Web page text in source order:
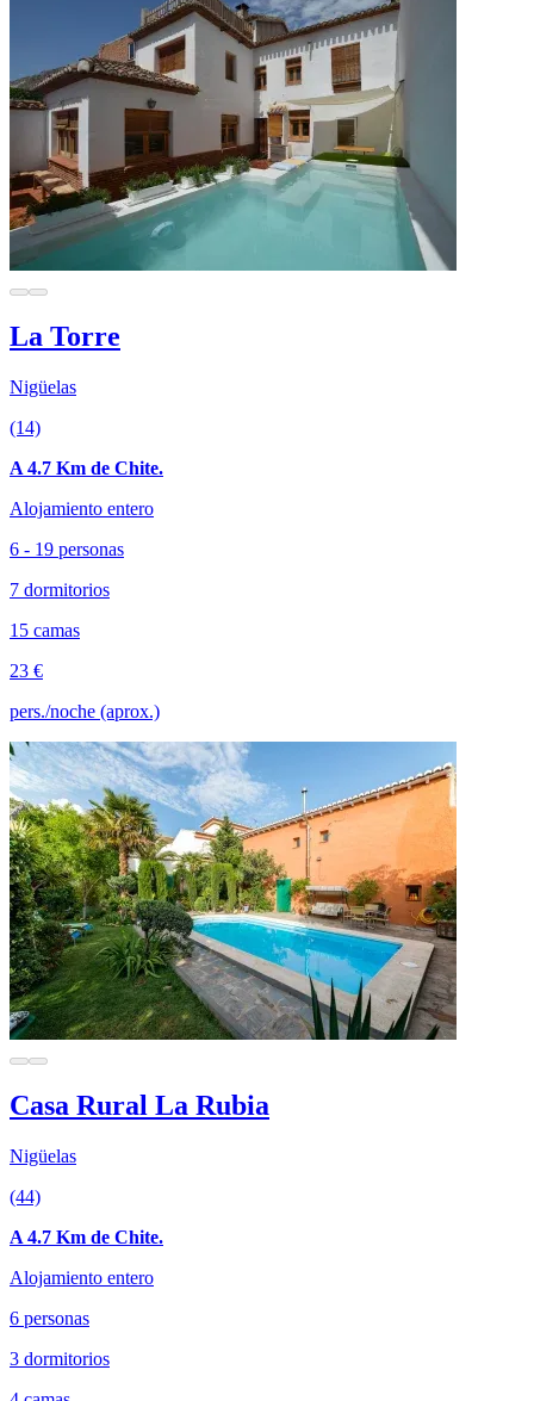
La Torre
Nigüelas
(14)
A 4.7 Km de Chite.
Alojamiento entero
6 - 19 personas
7 dormitorios
15 camas
23 €
pers./noche (aprox.)
Casa Rural La Rubia
Nigüelas
(44)
A 4.7 Km de Chite.
Alojamiento entero
6 personas
3 dormitorios